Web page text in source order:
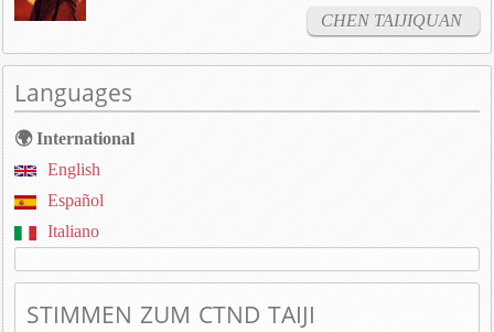
CHEN TAIJIQUAN
Languages
🌍 International
English
Español
Italiano
STIMMEN ZUM CTND TAIJI